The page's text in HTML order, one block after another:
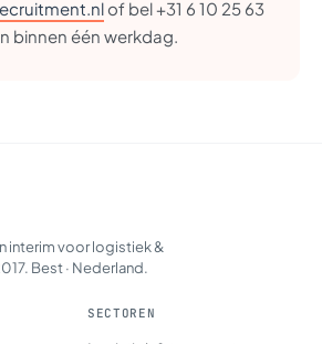
of bel +31 6 10 25 63
binnen één werkdag.
interim voor logistiek &
Best · Nederland.
SECTOREN